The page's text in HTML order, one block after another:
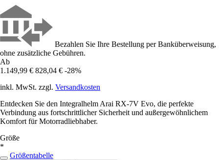
Bezahlen Sie Ihre Bestellung per Banküberweisung,
ohne zusätzliche Gebühren.
Ab
1.149,99 € 828,04 € -28%
inkl. MwSt. zzgl. Versandkosten
Entdecken Sie den Integralhelm Arai RX-7V Evo, die perfekte
Verbindung aus fortschrittlicher Sicherheit und außergewöhnlichem
Komfort für Motorradliebhaber.
Größe
*
Größentabelle